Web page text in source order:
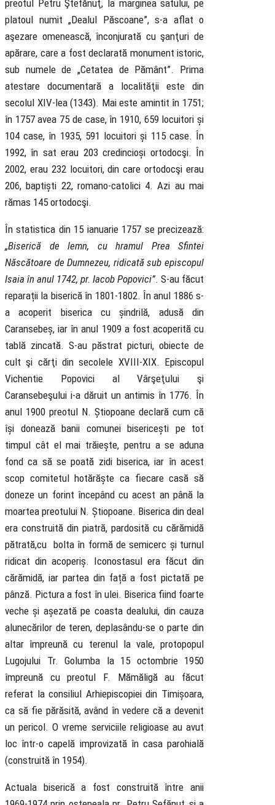
preotul Petru Ştefănuţ, la marginea satului, pe
platoul numit „Dealul Păscoane”, s-a aflat o
aşezare omenească, înconjurată cu şanţuri de
apărare, care a fost declarată monument istoric,
sub numele de „Cetatea de Pământ”. Prima
atestare documentară a localităţii este din
secolul XIV-lea (1343). Mai este amintit în 1751;
în 1757 avea 75 de case, în 1910, 659 locuitori și
104 case, în 1935, 591 locuitori și 115 case. În
1992, în sat erau 203 credincioși ortodocşi. În
2002, erau 232 locuitori, din care ortodocşi erau
206, baptiști 22, romano-catolici 4. Azi au mai
rămas 145 ortodocşi.
În statistica din 15 ianuarie 1757 se precizează:
„Biserică de lemn, cu hramul Prea Sfintei
Născătoare de Dumnezeu, ridicată sub episcopul
Isaia în anul 1742, pr. Iacob Popovici”. S-au făcut
reparații la biserică în 1801-1802. În anul 1886 s-
a acoperit biserica cu șindrilă, adusă din
Caransebeș, iar în anul 1909 a fost acoperită cu
tablă zincată. S-au păstrat picturi, obiecte de
cult şi cărţi din secolele XVIII-XIX. Episcopul
Vichentie Popovici al Vârşeţului şi
Caransebeşului i-a dăruit un antimis în 1776. În
anul 1900 preotul N. Știopoane declară cum că
își donează banii comunei bisericești pe tot
timpul cât el mai trăiește, pentru a se aduna
fond ca să se poată zidi biserica, iar în acest
scop comitetul hotărăște ca fiecare casă să
doneze un forint începând cu acest an până la
moartea preotului N. Știopoane. Biserica din deal
era construită din piatră, pardosită cu cărămidă
pătrată,cu bolta în formă de semicerc și turnul
ridicat din acoperiș. Iconostasul era făcut din
cărămidă, iar partea din față a fost pictată pe
pânză. Pictura a fost în ulei. Biserica fiind foarte
veche și așezată pe coasta dealului, din cauza
alunecărilor de teren, deplasându-se o parte din
altar împreună cu terenul la vale, protopopul
Lugojului Tr. Golumba la 15 octombrie 1950
împreună cu preotul F. Mămăligă au făcut
referat la consiliul Arhiepiscopiei din Timișoara,
ca să fie părăsită, având în vedere că a devenit
un pericol. O vreme serviciile religioase au avut
loc într-o capelă improvizată în casa parohială
(construită în 1954).
Actuala biserică a fost construită între anii